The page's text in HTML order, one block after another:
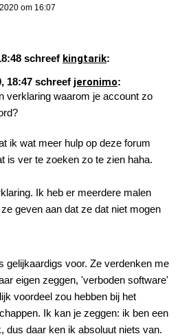
om 16:07
schreef kingtarik:
18:47 schreef jeronimo:
verklaring waarom je account zo
ik wat meer hulp op deze forum
is ver te zoeken zo te zien haha.
Ik heb er meerdere malen
geven aan dat ze dat niet mogen
gelijkaardigs voor. Ze verdenken me
eigen zeggen, 'verboden software'
voordeel zou hebben bij het
Ik kan je zeggen: ik ben een
dus daar ken ik absoluut niets van.